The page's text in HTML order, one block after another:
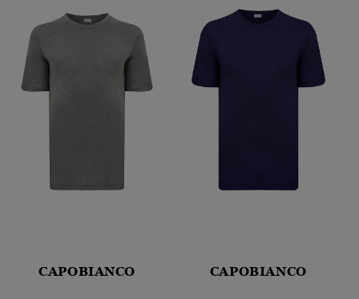
CAPOBIANCO CAPOBIANCO